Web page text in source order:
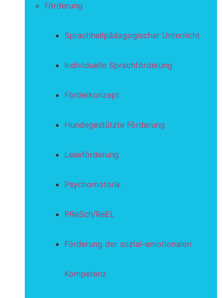
Förderung
Sprachheilpädagogischer Unterricht
Individuelle Sprachförderung
Förderkonzept
Hundegestützte Förderung
Leseförderung
Psychomotorik
PReSch/ReEL
Förderung der sozial-emotionalen
Kompetenz